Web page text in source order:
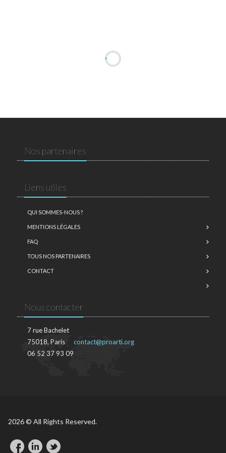
Nos partenaires
Liens utiles
QUI SOMMES-NOUS ?
MENTIONS LÉGALES
FAQ
TOUS NOS PARTENAIRES
CONTACT
Nous contacter
7 rue Bachelet
75018, Paris
06 52 37 93 09
contact@proarti.org
2026 © All Rights Reserved.